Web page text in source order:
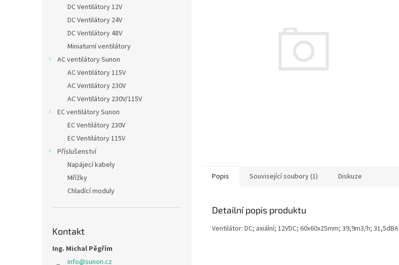
DC Ventilátory 12V
DC Ventilátory 24V
DC Ventilátory 48V
Miniaturní ventilátory
AC ventilátory Sunon
AC Ventilátory 115V
AC Ventilátory 230V
AC Ventilátory 230V/115V
EC ventilátory Sunon
EC Ventilátory 230V
EC Ventilátory 115V
Příslušenství
Napájecí kabely
Mřížky
Chladící moduly
Kontakt
Ing. Michal Pěgřím
info@sunon.cz
Popis Související soubory (1) Diskuze
Detailní popis produktu
Ventilátor: DC; axiální; 12VDC; 60x60x25mm; 39,9m3/h; 31,5dBA